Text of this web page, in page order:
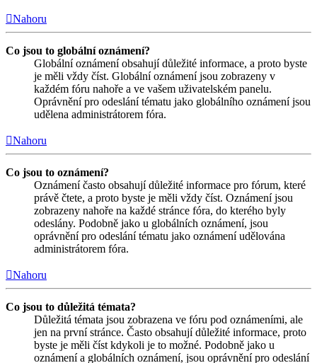
Nahoru
Co jsou to globální oznámení?
Globální oznámení obsahují důležité informace, a proto byste
je měli vždy číst. Globální oznámení jsou zobrazeny v
každém fóru nahoře a ve vašem uživatelském panelu.
Oprávnění pro odeslání tématu jako globálního oznámení jsou
udělena administrátorem fóra.
Nahoru
Co jsou to oznámení?
Oznámení často obsahují důležité informace pro fórum, které
právě čtete, a proto byste je měli vždy číst. Oznámení jsou
zobrazeny nahoře na každé stránce fóra, do kterého byly
odeslány. Podobně jako u globálních oznámení, jsou
oprávnění pro odeslání tématu jako oznámení udělována
administrátorem fóra.
Nahoru
Co jsou to důležitá témata?
Důležitá témata jsou zobrazena ve fóru pod oznámeními, ale
jen na první stránce. Často obsahují důležité informace, proto
byste je měli číst kdykoli je to možné. Podobně jako u
oznámení a globálních oznámení, jsou oprávnění pro odeslání